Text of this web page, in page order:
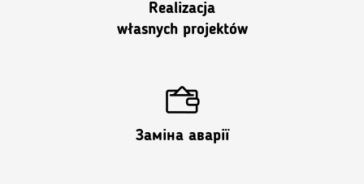
Realizacja
własnych projektów
Заміна аварії